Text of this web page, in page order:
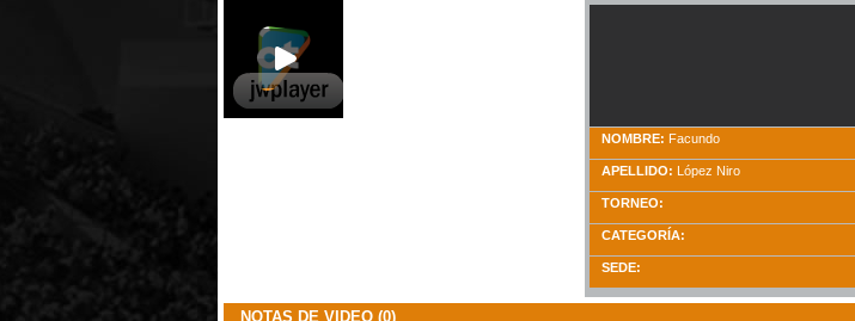
NOMBRE: Facundo
APELLIDO: López Niro
TORNEO:
CATEGORÍA:
SEDE:
NOTAS DE VIDEO (0)